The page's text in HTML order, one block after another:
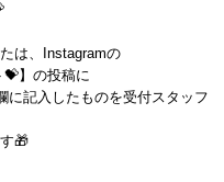
は、Instagramの
💝】の投稿に
に記入したものを受付スタッフ
🎁